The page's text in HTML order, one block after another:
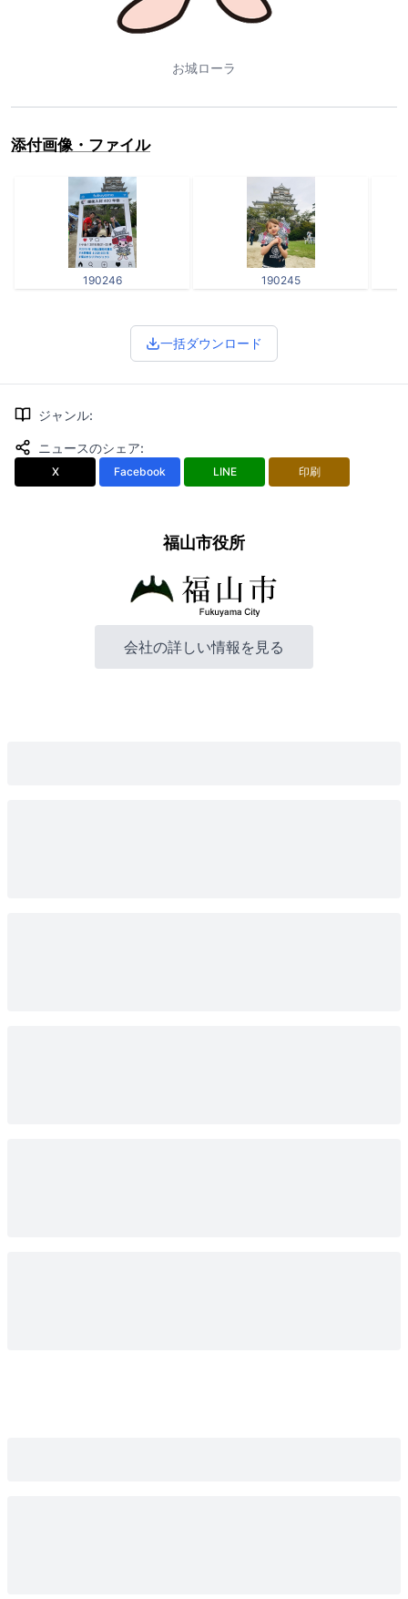
お城ローラ
添付画像・ファイル
190246 190245
一括ダウンロード
ジャンル:
ニュースのシェア:
X Facebook LINE 印刷
福山市役所
会社の詳しい情報を見る